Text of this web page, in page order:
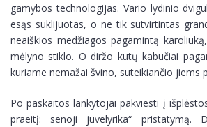
gamybos technologijas. Vario lydinio
esąs suklijuotas, o ne tik sutvirtintas
neaiškios medžiagos pagamintą
mėlyno stiklo. O diržo kutų kabučiai
kuriame nemažai švino, suteikiančio jiems
Po paskaitos lankytojai pakviesti į
praeitį: senoji juvelyrika“ pristatymą.